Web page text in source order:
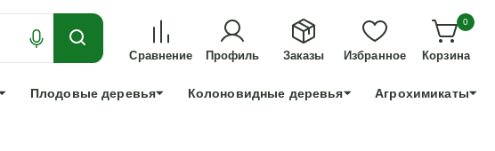
ДЛЯ ТЕХ, КТО УСПЕЕТ!
+7 991 898 83 30
Сравнение Профиль Заказы Избранное
0
Корзина
Плодовые деревья Колоновидные деревья Агрохимикаты